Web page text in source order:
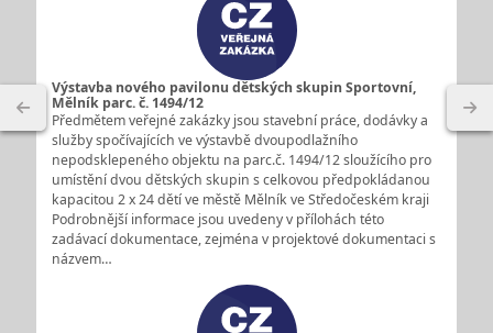
Výstavba nového pavilonu dětských skupin Sportovní,
Mělník parc. č. 1494/12
Předmětem veřejné zakázky jsou stavební práce, dodávky a
služby spočívajících ve výstavbě dvoupodlažního
nepodsklepeného objektu na parc.č. 1494/12 sloužícího pro
umístění dvou dětských skupin s celkovou předpokládanou
kapacitou 2 x 24 dětí ve městě Mělník ve Středočeském kraji
Podrobnější informace jsou uvedeny v přílohách této
zadávací dokumentace, zejména v projektové dokumentaci s
názvem…